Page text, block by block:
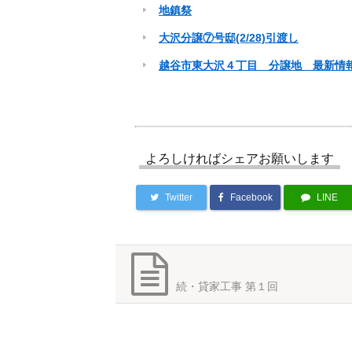
地鎮祭
大沢分譲⑦号邸(2/28)引渡し
越谷市東大沢４丁目 分譲地 最新情
よろしければシェアお願いします
Twitter Facebook LINE
続・貸家工事 第１回